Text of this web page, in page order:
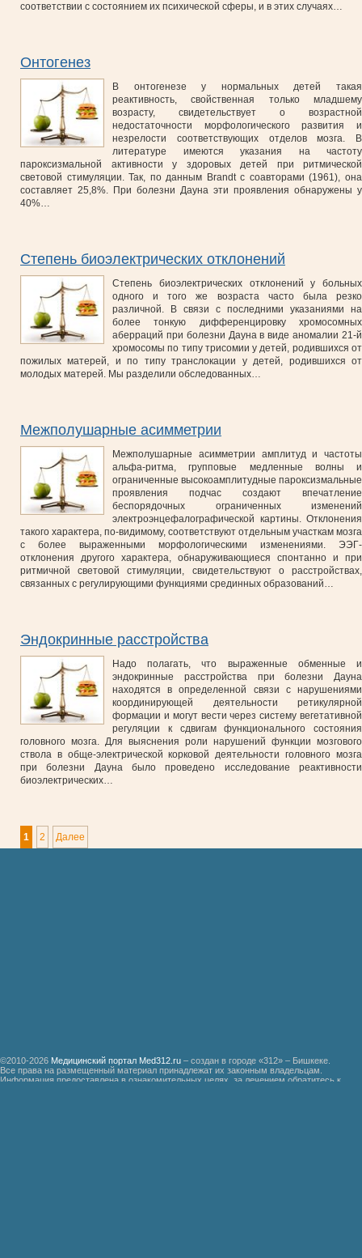
соответствии с состоянием их психической сферы, и в этих случаях…
Онтогенез
В онтогенезе у нормальных детей такая
реактивность, свойственная только младшему
возрасту, свидетельствует о возрастной
недостаточности морфологического развития и
незрелости соответствующих отделов мозга. В
литературе имеются указания на частоту
пароксизмальной активности у здоровых детей при ритмической
световой стимуляции. Так, по данным Brandt с соавторами (1961), она
составляет 25,8%. При болезни Дауна эти проявления обнаружены у
40%…
Степень биоэлектрических отклонений
Степень биоэлектрических отклонений у больных
одного и того же возраста часто была резко
различной. В связи с последними указаниями на
более тонкую дифференцировку хромосомных
аберраций при болезни Дауна в виде аномалии 21-й
хромосомы по типу трисомии у детей, родившихся от
пожилых матерей, и по типу транслокации у детей, родившихся от
молодых матерей. Мы разделили обследованных…
Межполушарные асимметрии
Межполушарные асимметрии амплитуд и частоты
альфа-ритма, групповые медленные волны и
ограниченные высокоамплитудные пароксизмальные
проявления подчас создают впечатление
беспорядочных ограниченных изменений
электроэнцефалографической картины. Отклонения
такого характера, по-видимому, соответствуют отдельным участкам мозга
с более выраженными морфологическими изменениями. ЭЭГ-
отклонения другого характера, обнаруживающиеся спонтанно и при
ритмичной световой стимуляции, свидетельствуют о расстройствах,
связанных с регулирующими функциями срединных образований…
Эндокринные расстройства
Надо полагать, что выраженные обменные и
эндокринные расстройства при болезни Дауна
находятся в определенной связи с нарушениями
координирующей деятельности ретикулярной
формации и могут вести через систему вегетативной
регуляции к сдвигам функционального состояния
головного мозга. Для выяснения роли нарушений функции мозгового
ствола в обще-электрической корковой деятельности головного мозга
при болезни Дауна было проведено исследование реактивности
биоэлектрических…
1 2 Далее
©2010-2026 Медицинский портал Med312.ru – создан в городе «312» – Бишкеке.
Все права на размещенный материал принадлежат их законным владельцам.
Информация предоставлена в ознакомительных целях, за лечением обратитесь к